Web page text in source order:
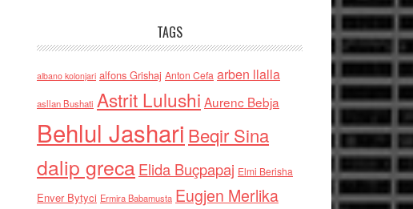
TAGS
albano kolonjari alfons Grishaj Anton Cefa arben llalla
asllan Bushati Astrit Lulushi Aurenc Bebja
Behlul Jashari Beqir Sina
dalip grecaElida Buçpapaj Elmi Berisha
Enver Bytyci Ermira Babamusta Eugjen Merlika